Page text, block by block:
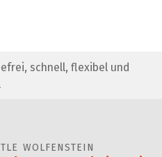
schnell, flexibel und
WOLFENSTEIN